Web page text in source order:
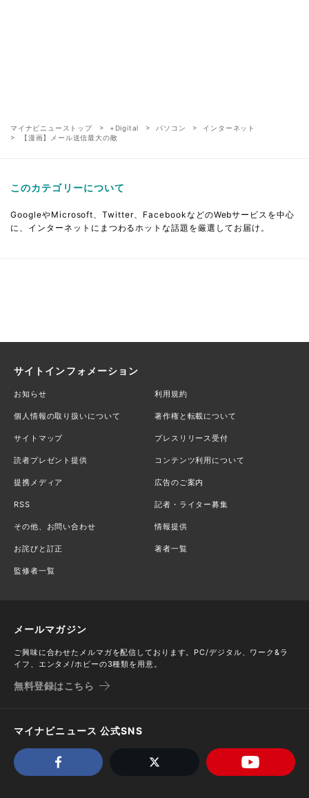
マイナビニューストップ +Digital パソコン
インターネット
【漫画】メール送信最大の敵
このカテゴリーについて
GoogleやMicrosoft、Twitter、FacebookなどのWebサービスを中心
に、インターネットにまつわるホットな話題を厳選してお届け。
サイトインフォメーション
お知らせ 利用規約
個人情報の取り扱いについて 著作権と転載について
サイトマップ プレスリリース受付
読者プレゼント提供 コンテンツ利用について
提携メディア 広告のご案内
RSS 記者・ライター募集
その他、お問い合わせ 情報提供
お詫びと訂正 著者一覧
監修者一覧
メールマガジン
ご興味に合わせたメルマガを配信しております。PC/デジタル、ワーク&ラ
イフ、エンタメ/ホビーの3種類を用意。
無料登録はこちら
マイナビニュース 公式SNS